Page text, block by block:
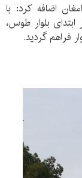
اضافه کرد: با
بلوار طوس،
فراهم گردید.